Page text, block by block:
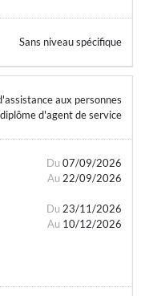
Sans niveau spécifique
aux personnes
d'agent de service
Du 07/09/2026
Au 22/09/2026
Du 23/11/2026
Au 10/12/2026